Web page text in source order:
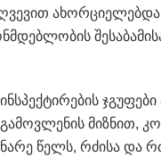
მიზნით,
წელს, რძისა და